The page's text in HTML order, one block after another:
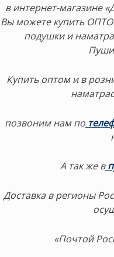
в интернет-магазине
Вы можете купить
подушки и
Купить оптом и в
позвоним нам по
А так же в
Доставка в регионы
«Почтой